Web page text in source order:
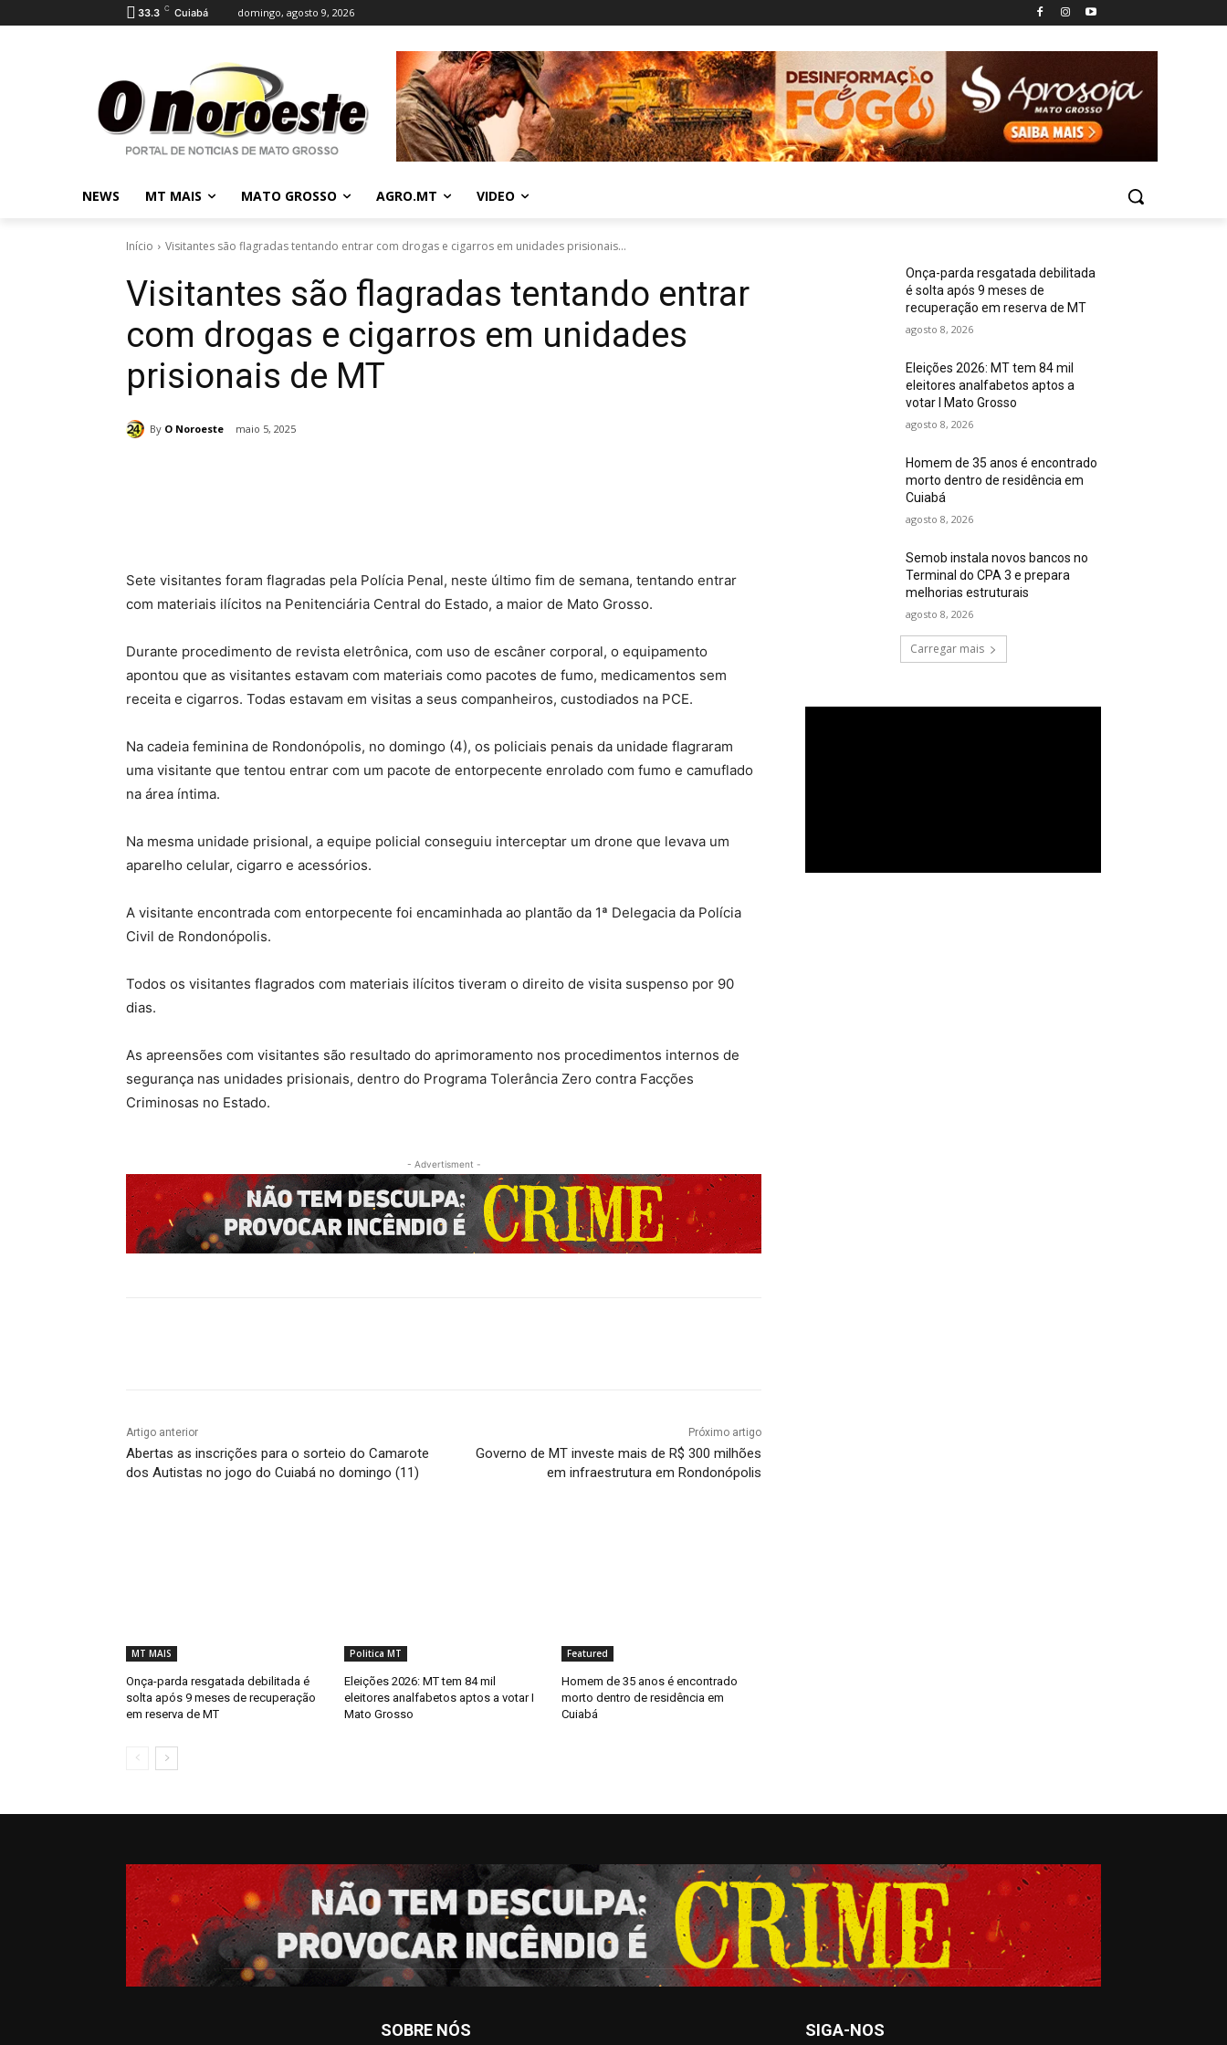
33.3 C Cuiabá domingo, agosto 9, 2026
NEWS MT MAIS MATO GROSSO AGRO.MT VIDEO
Início Visitantes são flagradas tentando entrar com drogas e cigarros em unidades prisionais...
Visitantes são flagradas tentando entrar
com drogas e cigarros em unidades
prisionais de MT
By O Noroeste maio 5, 2025
Sete visitantes foram flagradas pela Polícia Penal, neste último fim de semana, tentando entrar
com materiais ilícitos na Penitenciária Central do Estado, a maior de Mato Grosso.
Durante procedimento de revista eletrônica, com uso de escâner corporal, o equipamento
apontou que as visitantes estavam com materiais como pacotes de fumo, medicamentos sem
receita e cigarros. Todas estavam em visitas a seus companheiros, custodiados na PCE.
Na cadeia feminina de Rondonópolis, no domingo (4), os policiais penais da unidade flagraram
uma visitante que tentou entrar com um pacote de entorpecente enrolado com fumo e camuflado
na área íntima.
Na mesma unidade prisional, a equipe policial conseguiu interceptar um drone que levava um
aparelho celular, cigarro e acessórios.
A visitante encontrada com entorpecente foi encaminhada ao plantão da 1ª Delegacia da Polícia
Civil de Rondonópolis.
Todos os visitantes flagrados com materiais ilícitos tiveram o direito de visita suspenso por 90
dias.
As apreensões com visitantes são resultado do aprimoramento nos procedimentos internos de
segurança nas unidades prisionais, dentro do Programa Tolerância Zero contra Facções
Criminosas no Estado.
- Advertisment -
Artigo anterior
Abertas as inscrições para o sorteio do Camarote
dos Autistas no jogo do Cuiabá no domingo (11)
Próximo artigo
Governo de MT investe mais de R$ 300 milhões
em infraestrutura em Rondonópolis
MT MAIS
Onça-parda resgatada debilitada é
solta após 9 meses de recuperação
em reserva de MT
Politica MT
Eleições 2026: MT tem 84 mil
eleitores analfabetos aptos a votar I
Mato Grosso
Featured
Homem de 35 anos é encontrado
morto dentro de residência em
Cuiabá
Onça-parda resgatada debilitada
é solta após 9 meses de
recuperação em reserva de MT
agosto 8, 2026
Eleições 2026: MT tem 84 mil
eleitores analfabetos aptos a
votar I Mato Grosso
agosto 8, 2026
Homem de 35 anos é encontrado
morto dentro de residência em
Cuiabá
agosto 8, 2026
Semob instala novos bancos no
Terminal do CPA 3 e prepara
melhorias estruturais
agosto 8, 2026
Carregar mais
SOBRE NÓS SIGA-NOS